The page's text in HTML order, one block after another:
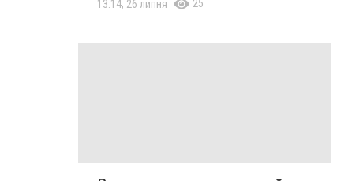
13:14, 26 липня 25